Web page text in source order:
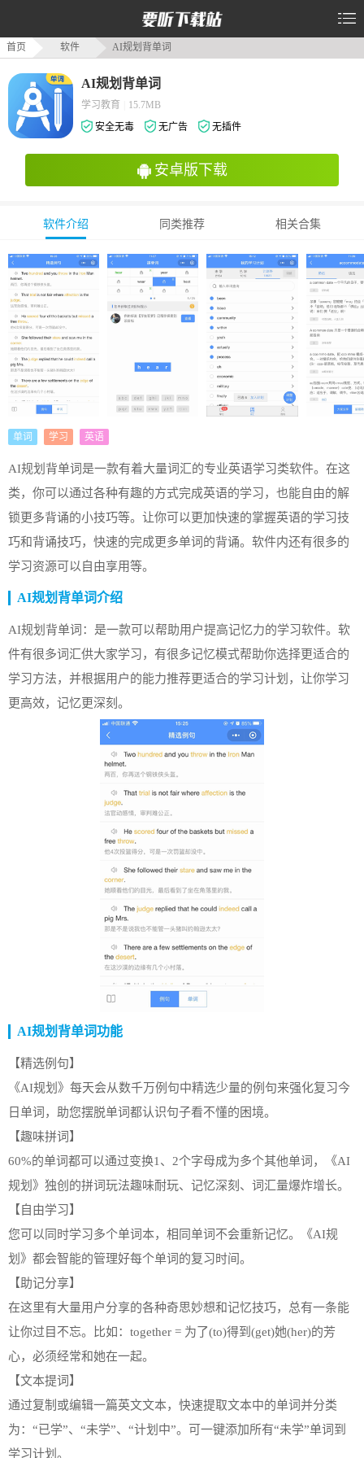
首页 软件 AI规划背单词
AI规划背单词
学习教育
15.7MB
安全无毒
无广告 无插件
安卓版下载
软件介绍 同类推荐 相关合集
单词 学习 英语
AI规划背单词是一款有着大量词汇的专业英语学习类软件。在这
类，你可以通过各种有趣的方式完成英语的学习，也能自由的解
锁更多背诵的小技巧等。让你可以更加快速的掌握英语的学习技
巧和背诵技巧，快速的完成更多单词的背诵。软件内还有很多的
学习资源可以自由享用等。
AI规划背单词介绍
AI规划背单词：是一款可以帮助用户提高记忆力的学习软件。软
件有很多词汇供大家学习，有很多记忆模式帮助你选择更适合的
学习方法，并根据用户的能力推荐更适合的学习计划，让你学习
更高效，记忆更深刻。
AI规划背单词功能
【精选例句】
《AI规划》每天会从数千万例句中精选少量的例句来强化复习今
日单词，助您摆脱单词都认识句子看不懂的困境。
【趣味拼词】
60%的单词都可以通过变换1、2个字母成为多个其他单词，《AI
规划》独创的拼词玩法趣味耐玩、记忆深刻、词汇量爆炸增长。
【自由学习】
您可以同时学习多个单词本，相同单词不会重新记忆。《AI规
划》都会智能的管理好每个单词的复习时间。
【助记分享】
在这里有大量用户分享的各种奇思妙想和记忆技巧，总有一条能
让你过目不忘。比如：together = 为了(to)得到(get)她(her)的芳
心，必须经常和她在一起。
【文本提词】
通过复制或编辑一篇英文文本，快速提取文本中的单词并分类
为：“已学”、“未学”、“计划中”。可一键添加所有“未学”单词到
学习计划。